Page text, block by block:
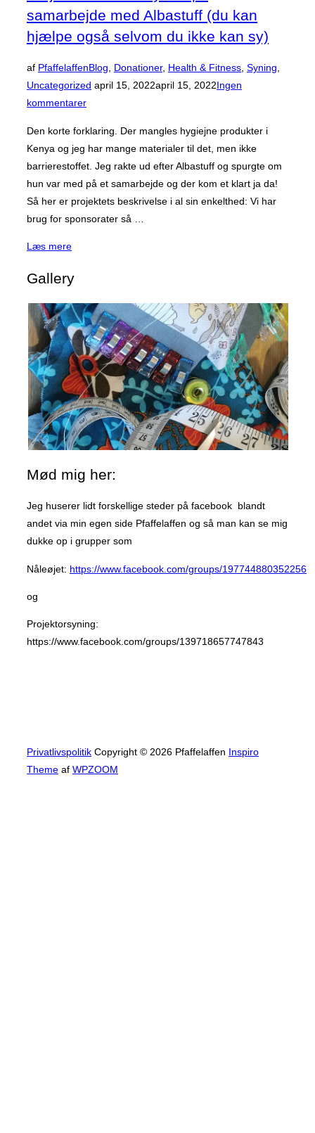
samarbejde med Albastuff (du kan
hjælpe også selvom du ikke kan sy)
af PfaffelaffenBlog, Donationer, Health & Fitness, Syning,
Uncategorized Udgivet
april 15, 2022april 15, 2022Ingen
kommentarer
Den korte forklaring. Der mangles hygiejne produkter i
Kenya og jeg har mange materialer til det, men ikke
barrierestoffet. Jeg rakte ud efter Albastuff og spurgte om
hun var med på et samarbejde og der kom et klart ja da!
Så her er projektets beskrivelse i al sin enkelthed: Vi har
brug for sponsorater så …
Læs mere“Projekt
til
i
samarbejde
med
Albastuff
(du
kan
hjælpe
også
du
kan
sy)”
Gallery
Mød mig her:
Jeg huserer lidt forskellige steder på facebook blandt
andet via min egen side Pfaffelaffen og så man kan se mig
dukke op i grupper som
Nåleøjet: https://www.facebook.com/groups/197744880352256
og
Projektorsyning:
https://www.facebook.com/groups/139718657747843
Privatlivspolitik Copyright © 2026 Pfaffelaffen Inspiro
Theme af WPZOOM